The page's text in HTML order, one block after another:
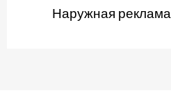
Наружная реклама